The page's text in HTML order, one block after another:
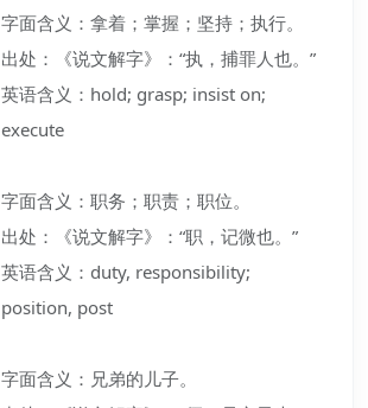
字面含义：拿着；掌握；坚持；执行。
出处：《说文解字》：“执，捕罪人也。”
英语含义：hold; grasp; insist on;
execute
字面含义：职务；职责；职位。
出处：《说文解字》：“职，记微也。”
英语含义：duty, responsibility;
position, post
字面含义：兄弟的儿子。